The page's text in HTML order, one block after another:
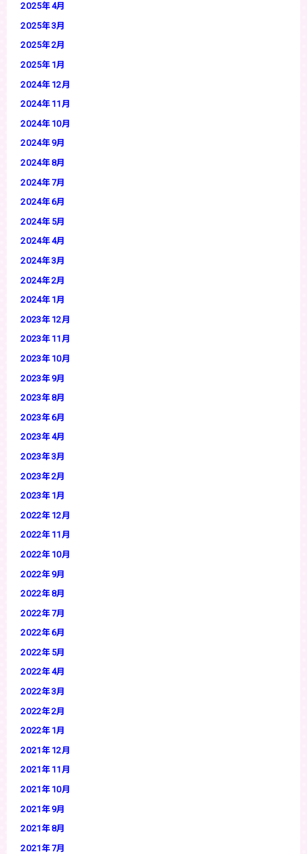
2025年4月
2025年3月
2025年2月
2025年1月
2024年12月
2024年11月
2024年10月
2024年9月
2024年8月
2024年7月
2024年6月
2024年5月
2024年4月
2024年3月
2024年2月
2024年1月
2023年12月
2023年11月
2023年10月
2023年9月
2023年8月
2023年6月
2023年4月
2023年3月
2023年2月
2023年1月
2022年12月
2022年11月
2022年10月
2022年9月
2022年8月
2022年7月
2022年6月
2022年5月
2022年4月
2022年3月
2022年2月
2022年1月
2021年12月
2021年11月
2021年10月
2021年9月
2021年8月
2021年7月